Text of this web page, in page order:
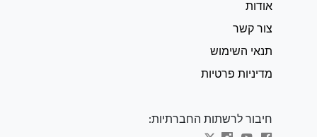
אודות
צור קשר
תנאי השימוש
מדיניות פרטיות
חיבור לרשתות החברתיות: